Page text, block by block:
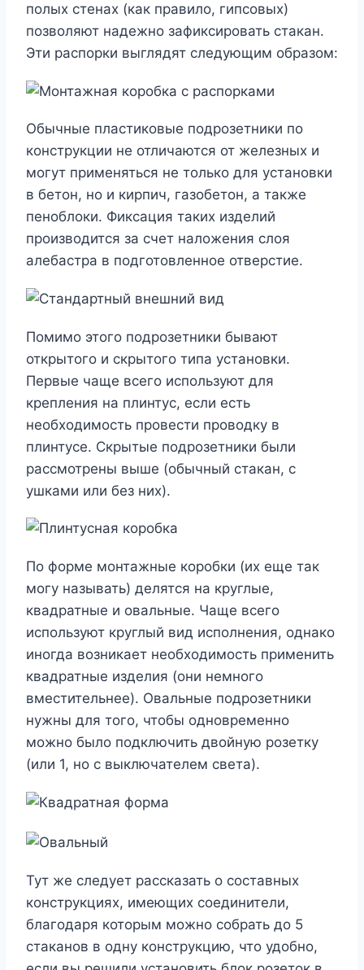
полых стенах (как правило, гипсовых)
позволяют надежно зафиксировать стакан.
Эти распорки выглядят следующим образом:
Обычные пластиковые подрозетники по
конструкции не отличаются от железных и
могут применяться не только для установки
в бетон, но и кирпич, газобетон, а также
пеноблоки. Фиксация таких изделий
производится за счет наложения слоя
алебастра в подготовленное отверстие.
Помимо этого подрозетники бывают
открытого и скрытого типа установки.
Первые чаще всего используют для
крепления на плинтус, если есть
необходимость провести проводку в
плинтусе. Скрытые подрозетники были
рассмотрены выше (обычный стакан, с
ушками или без них).
По форме монтажные коробки (их еще так
могу называть) делятся на круглые,
квадратные и овальные. Чаще всего
используют круглый вид исполнения, однако
иногда возникает необходимость применить
квадратные изделия (они немного
вместительнее). Овальные подрозетники
нужны для того, чтобы одновременно
можно было подключить двойную розетку
(или 1, но с выключателем света).
Тут же следует рассказать о составных
конструкциях, имеющих соединители,
благодаря которым можно собрать до 5
стаканов в одну конструкцию, что удобно,